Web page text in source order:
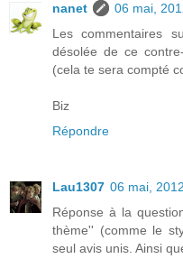
nanet
06 mai,
Les commentaires
désolée de ce
(cela te sera compté
Biz
Répondre
Lau1307 06 mai, 2012
Réponse à la
thème'' (comme le
seul avis unis. Ainsi